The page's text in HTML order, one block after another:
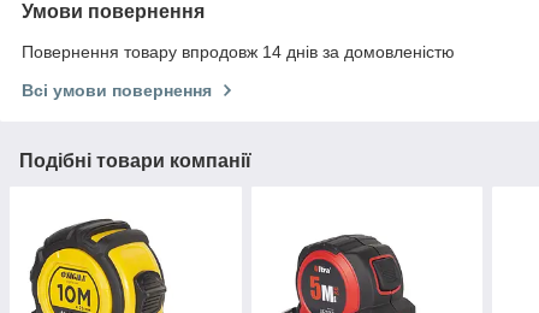
Умови повернення
Повернення товару впродовж 14 днів за домовленістю
Всі умови повернення
Подібні товари компанії